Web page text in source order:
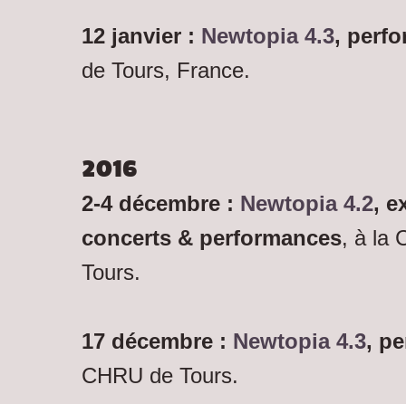
12 janvier : Newtopia 4.3,
de Tours, France.
2016
2-4 décembre : Newtopia 4.2,
concerts & performances, à la
Tours.
17 décembre : Newtopia 4.3,
CHRU de Tours.